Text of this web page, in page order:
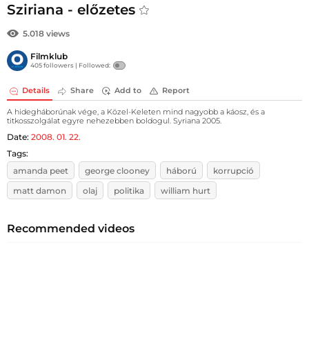
Sziriana - előzetes
5.018 views
Filmklub
405 followers | Followed:
Details Share Add to Report
A hidegháborúnak vége, a Közel-Keleten mind nagyobb a káosz, és a
titkosszolgálat egyre nehezebben boldogul. Syriana 2005.
Date: 2008. 01. 22.
Tags:
amanda peet
george clooney háború
korrupció
matt damon
olaj politika william hurt
Recommended videos